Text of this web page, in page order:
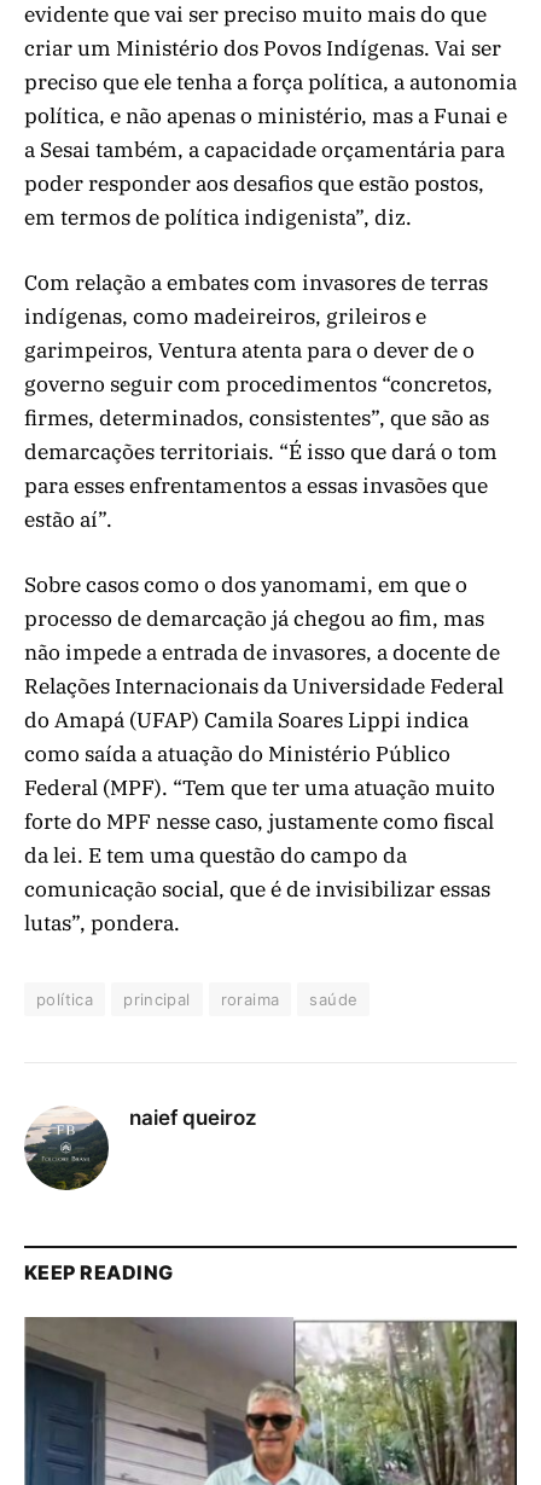
evidente que vai ser preciso muito mais do que
criar um Ministério dos Povos Indígenas. Vai ser
preciso que ele tenha a força política, a autonomia
política, e não apenas o ministério, mas a Funai e
a Sesai também, a capacidade orçamentária para
poder responder aos desafios que estão postos,
em termos de política indigenista”, diz.
Com relação a embates com invasores de terras
indígenas, como madeireiros, grileiros e
garimpeiros, Ventura atenta para o dever de o
governo seguir com procedimentos “concretos,
firmes, determinados, consistentes”, que são as
demarcações territoriais. “É isso que dará o tom
para esses enfrentamentos a essas invasões que
estão aí”.
Sobre casos como o dos yanomami, em que o
processo de demarcação já chegou ao fim, mas
não impede a entrada de invasores, a docente de
Relações Internacionais da Universidade Federal
do Amapá (UFAP) Camila Soares Lippi indica
como saída a atuação do Ministério Público
Federal (MPF). “Tem que ter uma atuação muito
forte do MPF nesse caso, justamente como fiscal
da lei. E tem uma questão do campo da
comunicação social, que é de invisibilizar essas
lutas”, pondera.
política principal roraima saúde
naief queiroz
KEEP READING